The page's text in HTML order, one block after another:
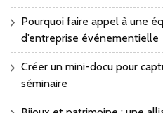
Pourquoi faire appel à une
d’entreprise événementielle
Créer un mini-docu pour
séminaire